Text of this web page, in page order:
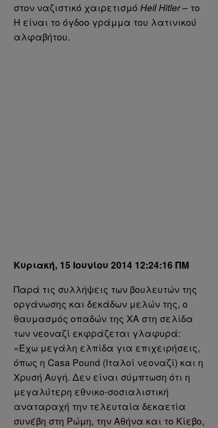
στον ναζιστικό χαιρετισμό Heil Hitler– το
H είναι το όγδοο γράμμα του λατινικού
αλφαβήτου.
Κυριακή, 15 Ιουνίου 2014 12:24:16 ΠΜ
Παρά τις συλλήψεις των βουλευτών της
οργάνωσης και δεκάδων μελών της, ο
θαυμασμός οπαδών της ΧΑ στη σελίδα
των νεοναζί εκφράζεται γλαφυρά:
«Έχω μεγάλη ελπίδα για επιχειρήσεις,
όπως η Casa Pound (Ιταλοί νεοναζί) και η
Χρυσή Αυγή. Δεν είναι σύμπτωση ότι η
μεγαλύτερη εθνικο-σοσιαλιστική
αναταραχή την τελευταία δεκαετία
συνέβη στη Ρώμη, την Αθήνα και το Κίεβο,